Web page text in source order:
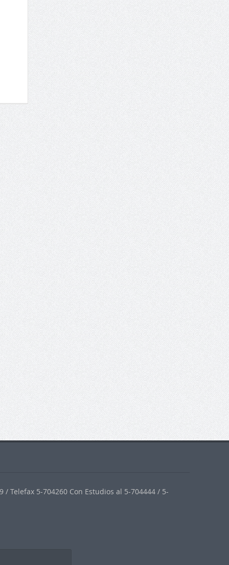
Telefax 5-704260 Con Estudios al 5-704444 / 5-